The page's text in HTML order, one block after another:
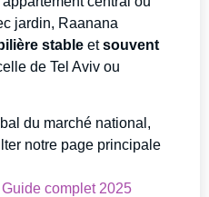
jardin, Raanana
stable etsouvent
de Tel Aviv ou
du marché national,
notre page principale
complet 2025